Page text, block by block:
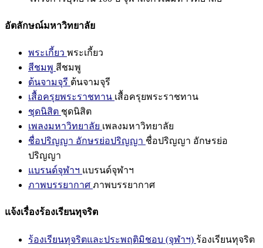
อัตลักษณ์มหาวิทยาลัย
พระเกี้ยว พระเกี้ยว
สีชมพู สีชมพู
ต้นจามจุรี ต้นจามจุรี
เสื้อครุยพระราชทาน เสื้อครุยพระราชทาน
ชุดนิสิต ชุดนิสิต
เพลงมหาวิทยาลัย เพลงมหาวิทยาลัย
ชื่อปริญญา อักษรย่อปริญญา ชื่อปริญญา อักษรย่อ
ปริญญา
แบรนด์จุฬาฯ แบรนด์จุฬาฯ
ภาพบรรยากาศ ภาพบรรยากาศ
แจ้งเรื่องร้องเรียนทุจริต
ร้องเรียนทุจริตและประพฤติมิชอบ (จุฬาฯ) ร้องเรียนทุจริต